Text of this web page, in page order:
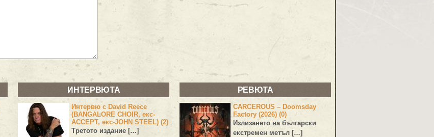
ИНТЕРВЮТА
Интервю с David Reece
(BANGALORE CHOIR, екс-
ACCEPT, екс-JOHN STEEL) (2)
Третото издание […]
РЕВЮТА
CARCEROUS – Doomsday
Factory (2026) (0)
Излизането на български
екстремен метъл […]